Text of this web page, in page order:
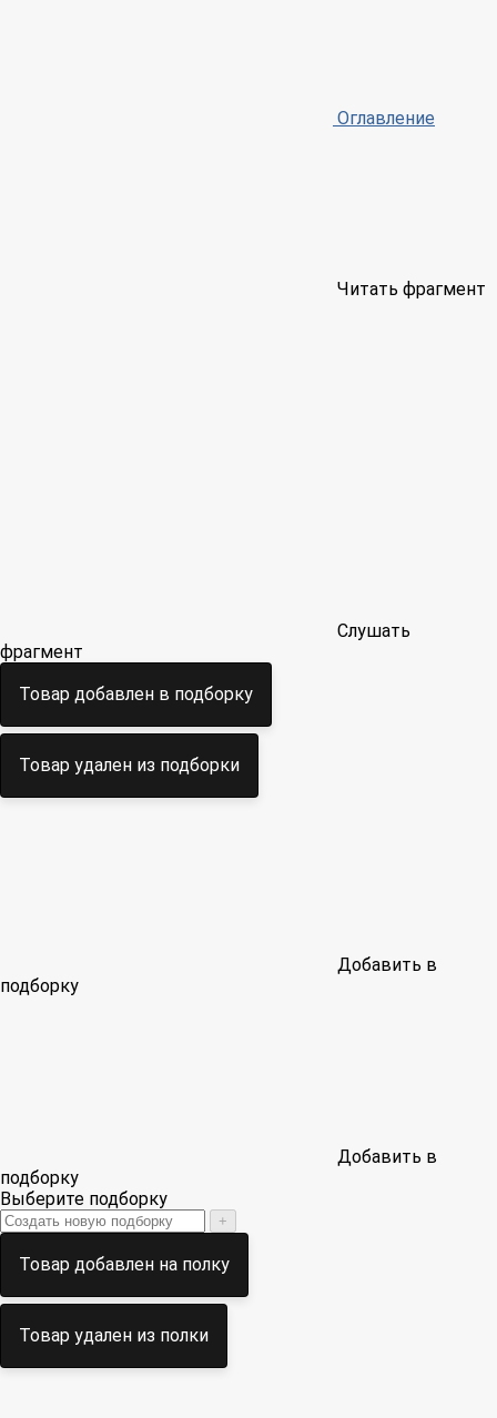
Оглавление
Читать фрагмент
Слушать
фрагмент
Товар добавлен в подборку
Товар удален из подборки
Добавить в
подборку
Добавить в
подборку
Выберите подборку
+
Товар добавлен на полку
Товар удален из полки